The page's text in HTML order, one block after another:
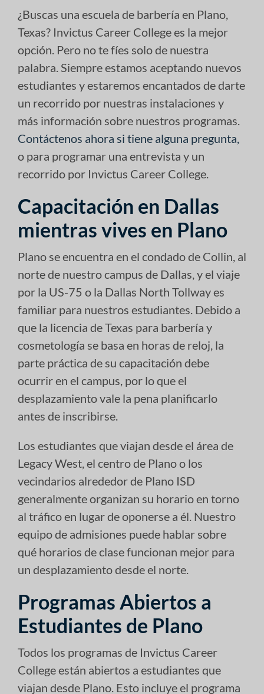
¿Buscas una escuela de barbería en Plano,
Texas? Invictus Career College es la mejor
opción. Pero no te fíes solo de nuestra
palabra. Siempre estamos aceptando nuevos
estudiantes y estaremos encantados de darte
un recorrido por nuestras instalaciones y
más información sobre nuestros programas.
Contáctenos ahora si tiene alguna pregunta,
o para programar una entrevista y un
recorrido por Invictus Career College.
Capacitación en Dallas
mientras vives en Plano
Plano se encuentra en el condado de Collin, al
norte de nuestro campus de Dallas, y el viaje
por la US-75 o la Dallas North Tollway es
familiar para nuestros estudiantes. Debido a
que la licencia de Texas para barbería y
cosmetología se basa en horas de reloj, la
parte práctica de su capacitación debe
ocurrir en el campus, por lo que el
desplazamiento vale la pena planificarlo
antes de inscribirse.
Los estudiantes que viajan desde el área de
Legacy West, el centro de Plano o los
vecindarios alrededor de Plano ISD
generalmente organizan su horario en torno
al tráfico en lugar de oponerse a él. Nuestro
equipo de admisiones puede hablar sobre
qué horarios de clase funcionan mejor para
un desplazamiento desde el norte.
Programas Abiertos a
Estudiantes de Plano
Todos los programas de Invictus Career
College están abiertos a estudiantes que
viajan desde Plano. Esto incluye el programa